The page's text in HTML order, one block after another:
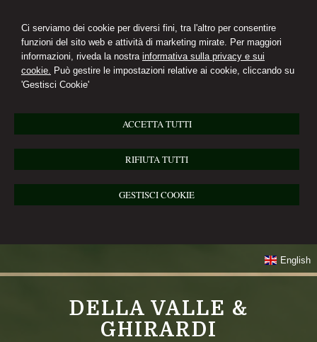
Ci serviamo dei cookie per diversi fini, tra l'altro per consentire
funzioni del sito web e attività di marketing mirate. Per maggiori
informazioni, riveda la nostra informativa sulla privacy e sui
cookie. Può gestire le impostazioni relative ai cookie, cliccando su
'Gestisci Cookie'
ACCETTA TUTTI
RIFIUTA TUTTI
GESTISCI COOKIE
English
DELLA VALLE &
GHIRARDI